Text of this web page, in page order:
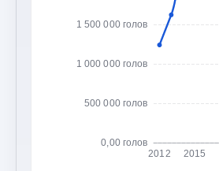
0,00 голов
500 000 голов
1 000 000 голов
1 500 000 голов
2012 2015